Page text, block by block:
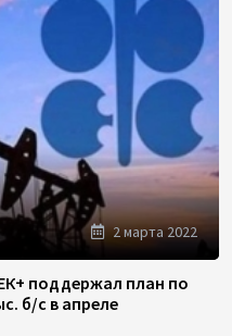
2 марта 2022
поддержал план по
б/с в апреле